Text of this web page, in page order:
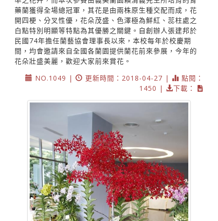
藥蘭獲得全場總冠軍，其花是由兩株原生種交配而成，花
開四梗、分叉性優，花朵茂盛、色澤極為鮮紅、蕊柱處之
白點特別明顯等特點為其優勝之關鍵。自創辦人張建邦於
民國74年擔任蘭藝協會理事長以來，本校每年於校慶期
間，均會邀請來自全國各蘭園提供蘭花前來參展，今年的
花朵壯盛美麗，歡迎大家前來賞花。
NO.1049 |
更新時間：2018-04-27 |
點閱：
1450 |
下載：